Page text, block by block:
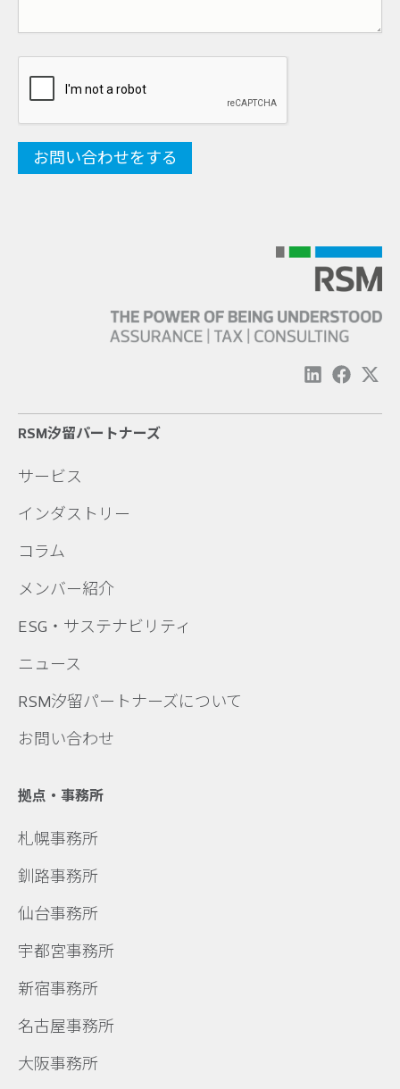
RSM汐留パートナーズ
サービス
インダストリー
コラム
メンバー紹介
ESG・サステナビリティ
ニュース
RSM汐留パートナーズについて
お問い合わせ
拠点・事務所
札幌事務所
釧路事務所
仙台事務所
宇都宮事務所
新宿事務所
名古屋事務所
大阪事務所